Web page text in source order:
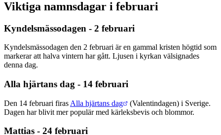
Viktiga namnsdagar i februari
Kyndelsmässodagen - 2 februari
Kyndelsmässodagen den 2 februari är en gammal kristen högtid som
markerar att halva vintern har gått. Ljusen i kyrkan välsignades
denna dag.
Alla hjärtans dag - 14 februari
Den 14 februari firas Alla hjärtans dag
(Valentindagen) i Sverige.
Dagen har blivit mer populär med kärleksbevis och blommor.
Mattias - 24 februari